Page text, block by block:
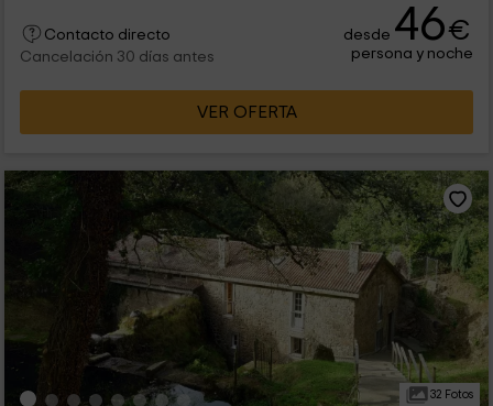
Contacto directo
Cancelación 30 días antes
desde 46€
persona y noche
VER OFERTA
32 Fotos